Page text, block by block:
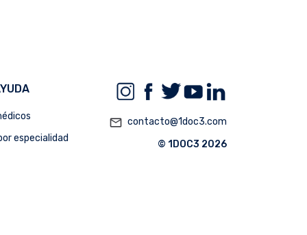
especialidad
mail_outline contacto@1doc3.com
© 1DOC3 2026